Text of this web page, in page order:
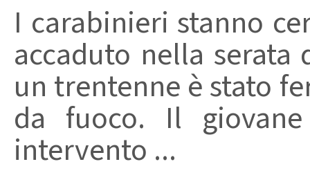
I carabinieri stanno
accaduto nella serata
un trentenne è stato
da fuoco. Il
intervento ...